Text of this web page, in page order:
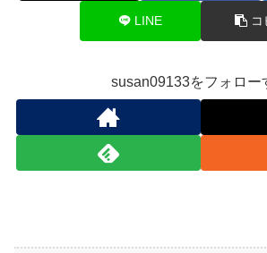
LINE コ
susan09133をフォロー